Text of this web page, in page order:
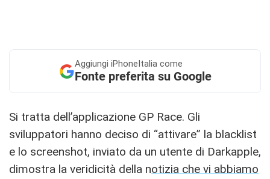
Aggiungi iPhoneItalia come
Fonte preferita su Google
Si tratta dell’applicazione GP Race. Gli
sviluppatori hanno deciso di “attivare” la blacklist
e lo screenshot, inviato da un utente di Darkapple,
dimostra la veridicità della notizia che vi abbiamo